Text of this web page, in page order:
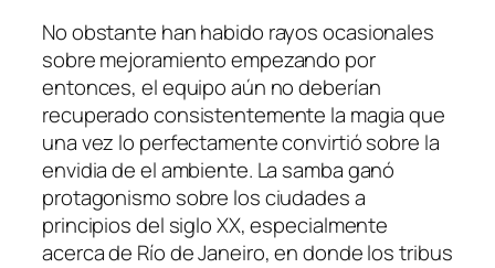
No obstante han habido rayos ocasionales
sobre mejoramiento empezando por
entonces, el equipo aún no deberían
recuperado consistentemente la magia que
una vez lo perfectamente convirtió sobre la
envidia de el ambiente. La samba ganó
protagonismo sobre los ciudades a
principios del siglo XX, especialmente
acerca de Río de Janeiro, en donde los tribus